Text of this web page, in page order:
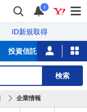
i
ID新規取得
投資信託 ニュース
検索
企業情報